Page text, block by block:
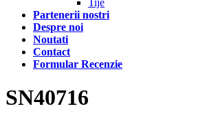
Tije
Partenerii nostri
Despre noi
Noutati
Contact
Formular Recenzie
SN40716